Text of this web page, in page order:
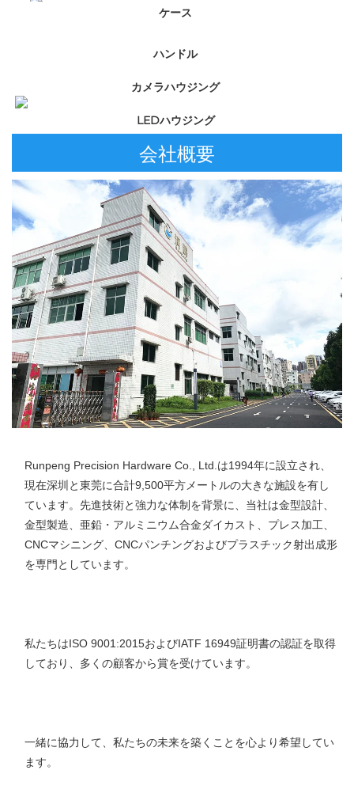
ケース
ハンドル
カメラハウジング
LEDハウジング
会社概要
Runpeng Precision Hardware Co., Ltd.は1994年に設立され、
現在深圳と東莞に合計9,500平方メートルの大きな施設を有し
ています。先進技術と強力な体制を背景に、当社は金型設計、
金型製造、亜鉛・アルミニウム合金ダイカスト、プレス加工、
CNCマシニング、CNCパンチングおよびプラスチック射出成形
を専門としています。
私たちはISO 9001:2015およびIATF 16949証明書の認証を取得
しており、多くの顧客から賞を受けています。
一緒に協力して、私たちの未来を築くことを心より希望してい
ます。